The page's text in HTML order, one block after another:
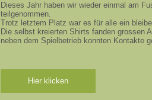
Dieses Jahr haben wir wieder einmal am
teilgenommen.
Trotz letztem Platz war es für alle ein
Die selbst kreierten Shirts fanden grossen
neben dem Spielbetrieb konnten Kontakte
Hier klicken